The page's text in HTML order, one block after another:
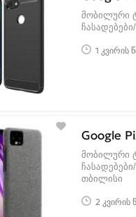
მობილური
1 კვირის
Google
მობილური
თბილისი
2 კვირის